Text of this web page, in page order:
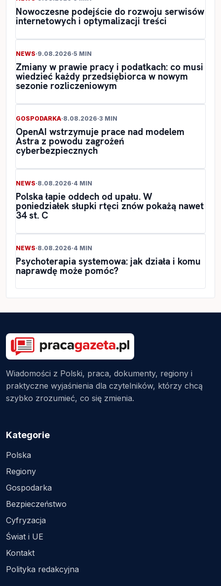
Nowoczesne podejście do rozwoju serwisów
internetowych i optymalizacji treści
NEWS·9.08.2026·5 MIN
Zmiany w prawie pracy i podatkach: co musi
wiedzieć każdy przedsiębiorca w nowym
sezonie rozliczeniowym
GOSPODARKA·8.08.2026·3 MIN
OpenAI wstrzymuje prace nad modelem
Astra z powodu zagrożeń
cyberbezpiecznych
NEWS·8.08.2026·4 MIN
Polska łapie oddech od upału. W
poniedziałek słupki rtęci znów pokażą nawet
34 st. C
NEWS·8.08.2026·4 MIN
Psychoterapia systemowa: jak działa i komu
naprawdę może pomóc?
Wiadomości z Polski, praca, dokumenty, regiony i
praktyczne wyjaśnienia dla czytelników, którzy chcą
szybko zrozumieć, co się zmienia.
Kategorie
Polska
Regiony
Gospodarka
Bezpieczeństwo
Cyfryzacja
Świat i UE
Kontakt
Polityka redakcyjna